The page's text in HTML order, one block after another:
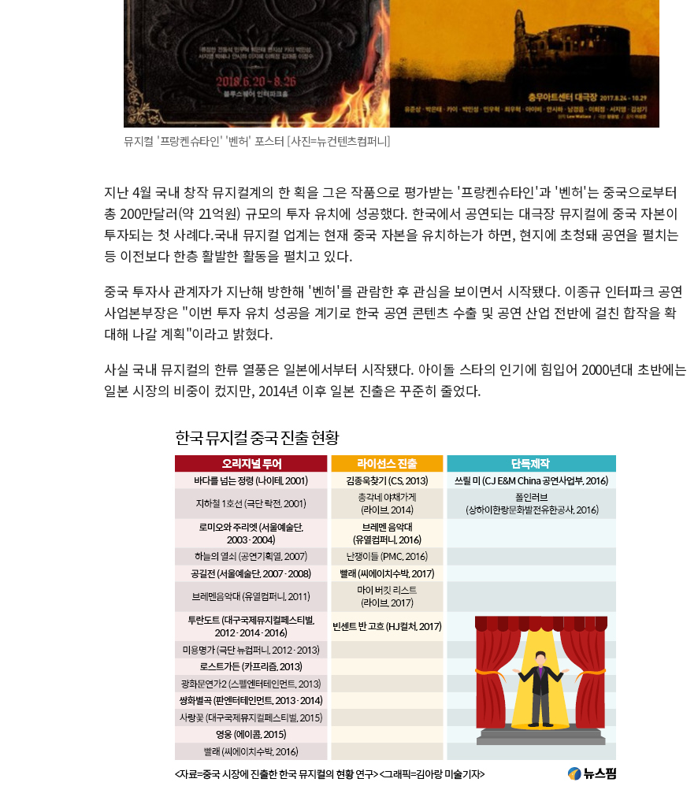
뮤지컬 '프랑켄슈타인' '벤허' 포스터 [사진=뉴컨텐츠컴퍼니]
지난 4월 국내 창작 뮤지컬계의 한 획을 그은 작품으로 평가받는 '프랑켄슈타인'과 '벤허'는 중국으로부터
총 200만달러(약 21억원) 규모의 투자 유치에 성공했다. 한국에서 공연되는 대극장 뮤지컬에 중국 자본이
투자되는 첫 사례다.국내 뮤지컬 업계는 현재 중국 자본을 유치하는가 하면, 현지에 초청돼 공연을 펼치는
등 이전보다 한층 활발한 활동을 펼치고 있다.
중국 투자사 관계자가 지난해 방한해 '벤허'를 관람한 후 관심을 보이면서 시작됐다. 이종규 인터파크 공연
사업본부장은 "이번 투자 유치 성공을 계기로 한국 공연 콘텐츠 수출 및 공연 산업 전반에 걸친 합작을 확
대해 나갈 계획"이라고 밝혔다.
사실 국내 뮤지컬의 한류 열풍은 일본에서부터 시작됐다. 아이돌 스타의 인기에 힘입어 2000년대 초반에는
일본 시장의 비중이 컸지만, 2014년 이후 일본 진출은 꾸준히 줄었다.